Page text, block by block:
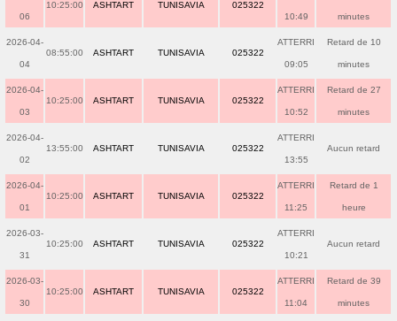
06
10:25:00 ASHTART TUNISAVIA 025322
10:49 minutes
2026-04-
04
08:55:00 ASHTART TUNISAVIA 025322
ATTERRI
09:05
Retard de 10
minutes
2026-04-
03
10:25:00 ASHTART TUNISAVIA 025322
ATTERRI
10:52
Retard de 27
minutes
2026-04-
02
13:55:00 ASHTART TUNISAVIA 025322
ATTERRI
13:55
Aucun retard
2026-04-
01
10:25:00 ASHTART TUNISAVIA 025322
ATTERRI
11:25
Retard de 1
heure
2026-03-
31
10:25:00 ASHTART TUNISAVIA 025322
ATTERRI
10:21
Aucun retard
2026-03-
30
10:25:00 ASHTART TUNISAVIA 025322
ATTERRI
11:04
Retard de 39
minutes